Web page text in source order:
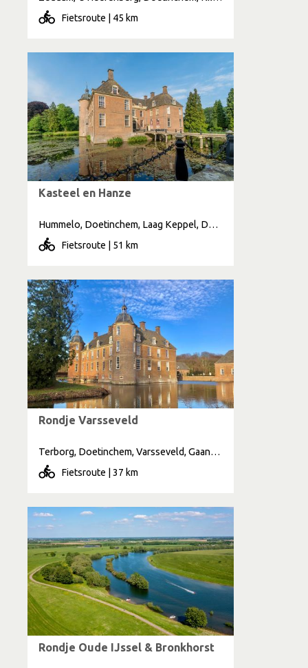
Fietsroute | 45 km
Kasteel en Hanze
Hummelo, Doetinchem, Laag Keppel, Doesburg, Hoog Keppel, Achter-Drempt
Fietsroute | 51 km
Rondje Varsseveld
Terborg, Doetinchem, Varsseveld, Gaanderen
Fietsroute | 37 km
Rondje Oude IJssel & Bronkhorst